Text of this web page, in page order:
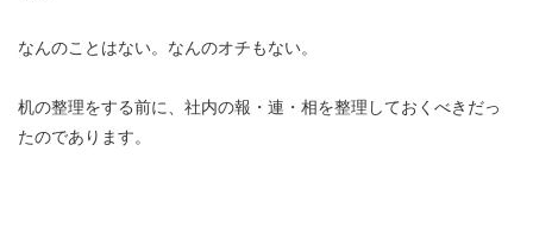
なんのことはない。なんのオチもない。
机の整理をする前に、社内の報・連・相を整理しておくべきだっ
たのであります。